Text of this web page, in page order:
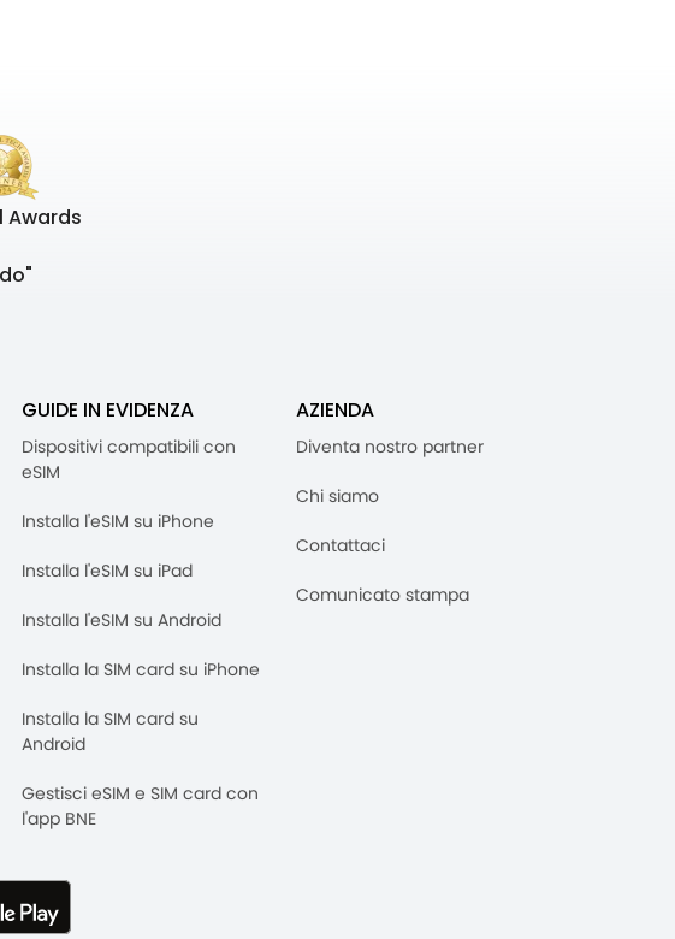
Awards
GUIDE IN EVIDENZA
Dispositivi compatibili con
eSIM
Installa l'eSIM su iPhone
Installa l'eSIM su iPad
Installa l'eSIM su Android
Installa la SIM card su iPhone
Installa la SIM card su
Android
Gestisci eSIM e SIM card con
l'app BNE
AZIENDA
Diventa nostro partner
Chi siamo
Contattaci
Comunicato stampa